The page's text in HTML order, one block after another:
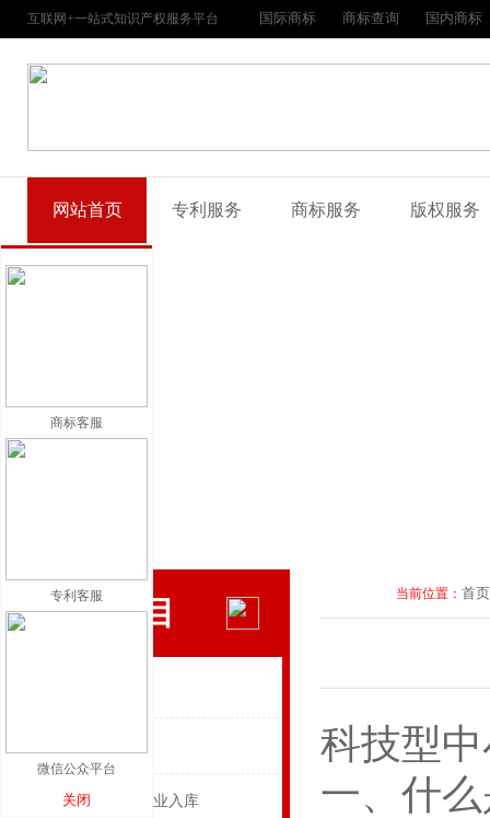
互联网+一站式知识产权服务平台 国际商标 商标查询 国内商标
网站首页 专利服务 商标服务 版权服务
科技项目
- 科技型中小企业入库
当前位置： 首页
科技型
一、什
商标客服
专利客服
微信公众平台
关闭